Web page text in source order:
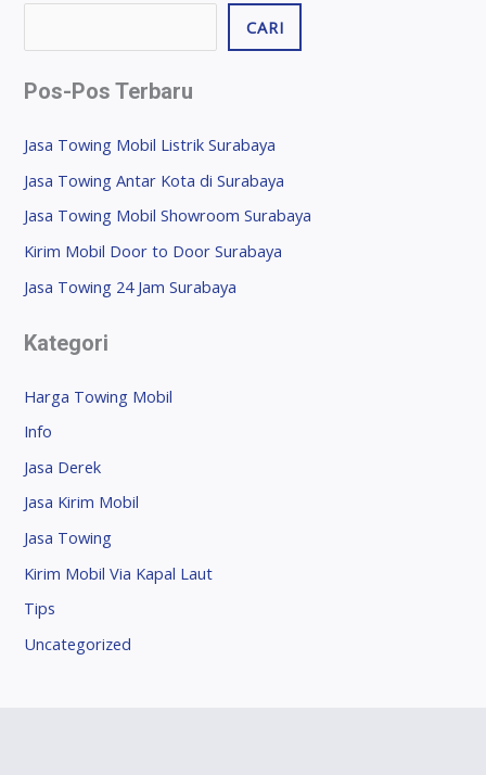
CARI
Pos-Pos Terbaru
Jasa Towing Mobil Listrik Surabaya
Jasa Towing Antar Kota di Surabaya
Jasa Towing Mobil Showroom Surabaya
Kirim Mobil Door to Door Surabaya
Jasa Towing 24 Jam Surabaya
Kategori
Harga Towing Mobil
Info
Jasa Derek
Jasa Kirim Mobil
Jasa Towing
Kirim Mobil Via Kapal Laut
Tips
Uncategorized